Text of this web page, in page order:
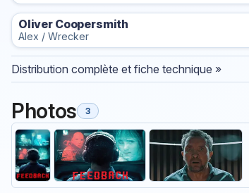
Oliver Coopersmith
Alex / Wrecker
Distribution complète et fiche technique »
Photos 3